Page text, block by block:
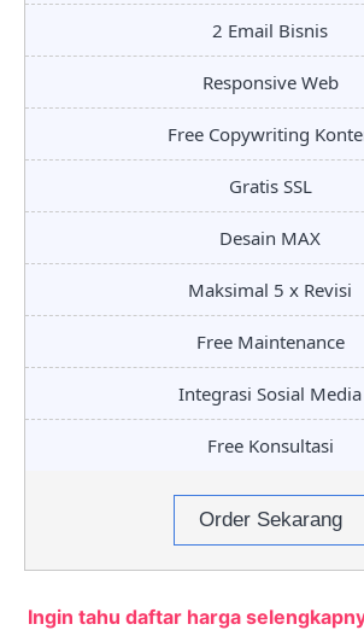
2 Email Bisnis
Responsive Web
Free Copywriting
Gratis SSL
Desain MAX
Maksimal 5 x Revisi
Free Maintenance
Integrasi Sosial Media
Free Konsultasi
Order Sekarang
Ingin tahu daftar harga